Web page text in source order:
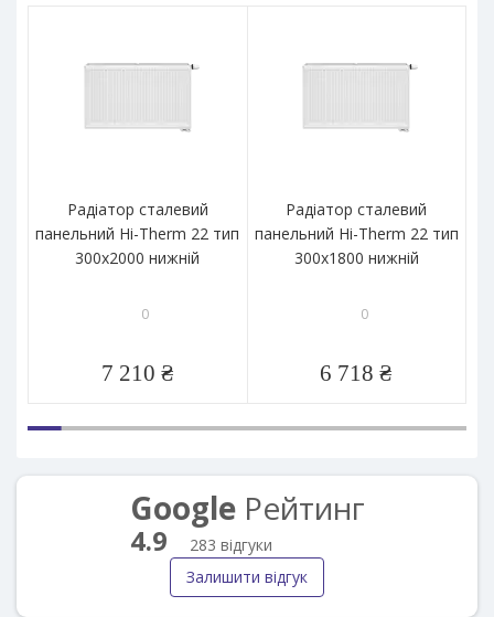
Радіатор сталевий
панельний Hi-Therm 22 тип
300x2000 нижній
0
7 210 ₴
Радіатор сталевий
панельний Hi-Therm 22 тип
300x1800 нижній
0
6 718 ₴
GoogleРейтинг
4.9
283 відгуки
Залишити відгук